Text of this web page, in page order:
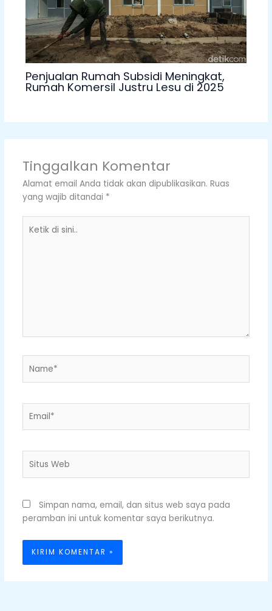
Penjualan Rumah Subsidi Meningkat,
Rumah Komersil Justru Lesu di 2025
Tinggalkan Komentar
Alamat email Anda tidak akan dipublikasikan. Ruas
yang wajib ditandai *
Web
Simpan nama, email, dan situs web saya pada
peramban ini untuk komentar saya berikutnya.